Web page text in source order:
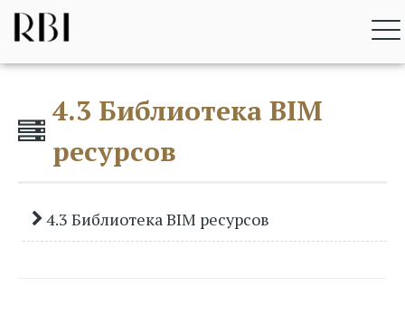
Перейти
содержимому
RBI BIM STANDARD
4.3 Библиотека BIM
ресурсов
4.3 Библиотека BIM ресурсов